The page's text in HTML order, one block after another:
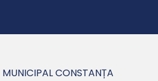
CONSTANȚA